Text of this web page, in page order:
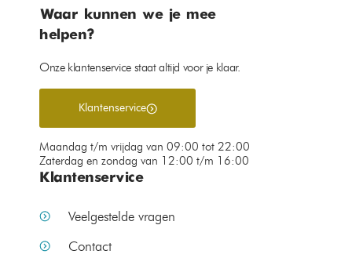
Waar kunnen we je mee
helpen?
Onze klantenservice staat altijd voor je klaar.
Klantenservice
Maandag t/m vrijdag van 09:00 tot 22:00
Zaterdag en zondag van 12:00 t/m 16:00
Klantenservice
Veelgestelde vragen
Contact